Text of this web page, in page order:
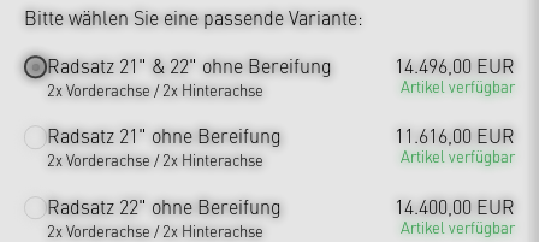
Bitte wählen Sie eine passende Variante:
Radsatz 21" & 22" ohne Bereifung
2x Vorderachse / 2x Hinterachse
14.496,00 EUR
Artikel verfügbar
Radsatz 21" ohne Bereifung
2x Vorderachse / 2x Hinterachse
11.616,00 EUR
Artikel verfügbar
Radsatz 22" ohne Bereifung
2x Vorderachse / 2x Hinterachse
14.400,00 EUR
Artikel verfügbar